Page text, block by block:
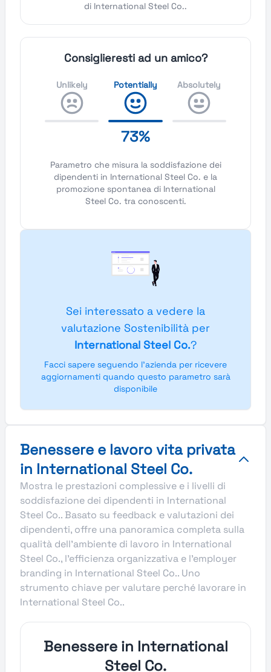
di International Steel Co..
Consiglieresti ad un amico?
Unlikely Potentially
73%
Absolutely
Parametro che misura la soddisfazione dei
dipendenti in International Steel Co. e la
promozione spontanea di International
Steel Co. tra conoscenti.
Sei interessato a vedere la
valutazione Sostenibilità per
International Steel Co.?
Facci sapere seguendo l'azienda per ricevere
aggiornamenti quando questo parametro sarà
disponibile
Benessere e lavoro vita privata
in International Steel Co.
Mostra le prestazioni complessive e i livelli di
soddisfazione dei dipendenti in International
Steel Co.. Basato su feedback e valutazioni dei
dipendenti, offre una panoramica completa sulla
qualità dell’ambiente di lavoro in International
Steel Co., l’efficienza organizzativa e l’employer
branding in International Steel Co.. Uno
strumento chiave per valutare perché lavorare in
International Steel Co..
Benessere in International
Steel Co.